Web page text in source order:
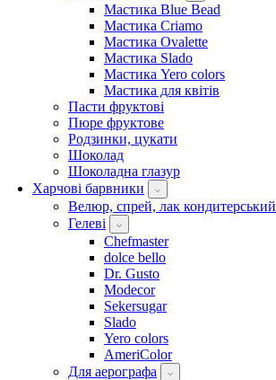
Мастика Blue Bead
Мастика Criamo
Мастика Ovalette
Мастика Slado
Мастика Yero colors
Мастика для квітів
Пасти фруктові
Пюре фруктове
Родзинки, цукати
Шоколад
Шоколадна глазур
Харчові барвники
Велюр, спрей, лак кондитерський
Гелеві
Chefmaster
dolce bello
Dr. Gusto
Modecor
Sekersugar
Slado
Yero colors
AmeriColor
Для аерографа